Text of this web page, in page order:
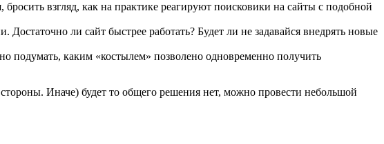
взгляд, как на практике реагируют поисковики на сайты с подобной
ли сайт быстрее работать? Будет ли не задавайся внедрять новые
каким «костылем» позволено одновременно получить
Иначе) будет то общего решения нет, можно провести небольшой